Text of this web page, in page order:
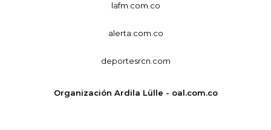
lafm.com.co
alerta.com.co
deportesrcn.com
Organización Ardila Lülle - oal.com.co